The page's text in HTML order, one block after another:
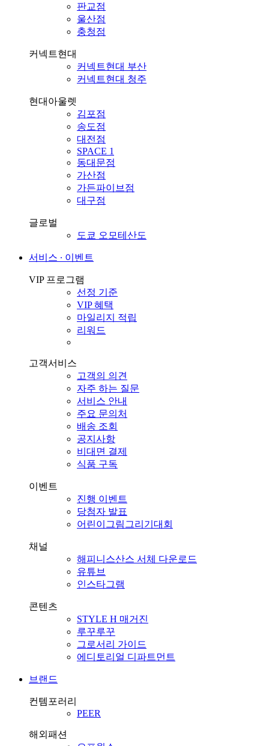
판교점
울산점
충청점
커넥트현대
커넥트현대 부산
커넥트현대 청주
현대아울렛
김포점
송도점
대전점
SPACE 1
동대문점
가산점
가든파이브점
대구점
글로벌
도쿄 오모테산도
서비스 ∙ 이벤트
VIP 프로그램
선정 기준
VIP 혜택
마일리지 적립
리워드
고객서비스
고객의 의견
자주 하는 질문
서비스 안내
주요 문의처
배송 조회
공지사항
비대면 결제
식품 구독
이벤트
진행 이벤트
당첨자 발표
어린이그림그리기대회
채널
해피니스산스 서체 다운로드
유튜브
인스타그램
콘텐츠
STYLE H 매거진
루꾸루꾸
그로서리 가이드
에디토리얼 디파트먼트
브랜드
컨템포러리
PEER
해외패션